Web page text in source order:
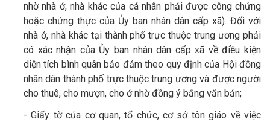
nhờ nhà ở, nhà khác của cá nhân phải được công chứng
hoặc chứng thực của Ủy ban nhân dân cấp xã). Đối với
nhà ở, nhà khác tại thành phố trực thuộc trung ương phải
có xác nhận của Ủy ban nhân dân cấp xã về điều kiện
diện tích bình quân bảo đảm theo quy định của Hội đồng
nhân dân thành phố trực thuộc trung ương và được người
cho thuê, cho mượn, cho ở nhờ đồng ý bằng văn bản;
- Giấy tờ của cơ quan, tổ chức, cơ sở tôn giáo về việc